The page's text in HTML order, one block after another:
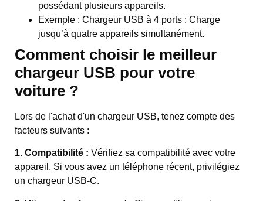
possédant plusieurs appareils.
Exemple : Chargeur USB à 4 ports : Charge
jusqu’à quatre appareils simultanément.
Comment choisir le meilleur
chargeur USB pour votre
voiture ?
Lors de l'achat d'un chargeur USB, tenez compte des
facteurs suivants :
1. Compatibilité : Vérifiez sa compatibilité avec votre
appareil. Si vous avez un téléphone récent, privilégiez
un chargeur USB-C.